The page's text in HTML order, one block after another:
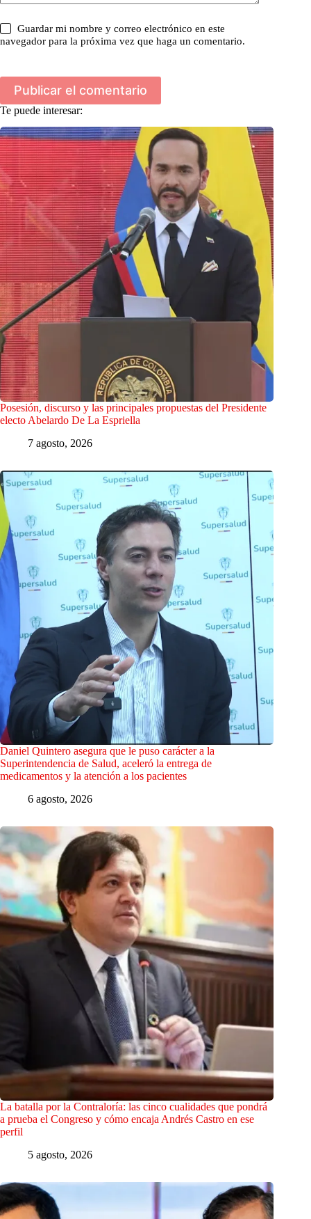
Guardar mi nombre y correo electrónico en este
navegador para la próxima vez que haga un comentario.
Publicar el comentario
Te puede interesar:
Posesión, discurso y las principales propuestas del Presidente
electo Abelardo De La Espriella
7 agosto, 2026
Daniel Quintero asegura que le puso carácter a la
Superintendencia de Salud, aceleró la entrega de
medicamentos y la atención a los pacientes
6 agosto, 2026
La batalla por la Contraloría: las cinco cualidades que pondrá
a prueba el Congreso y cómo encaja Andrés Castro en ese
perfil
5 agosto, 2026